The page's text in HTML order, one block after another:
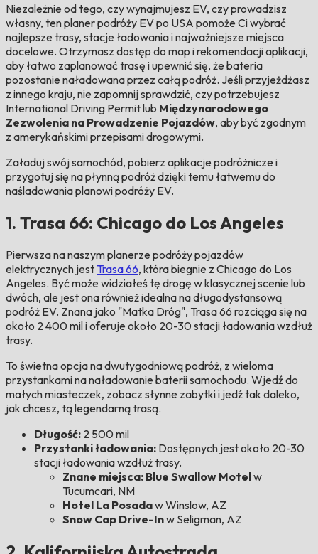
Niezależnie od tego, czy wynajmujesz EV, czy prowadzisz
własny, ten planer podróży EV po USA pomoże Ci wybrać
najlepsze trasy, stacje ładowania i najważniejsze miejsca
docelowe. Otrzymasz dostęp do map i rekomendacji aplikacji,
aby łatwo zaplanować trasę i upewnić się, że bateria
pozostanie naładowana przez całą podróż. Jeśli przyjeżdżasz
z innego kraju, nie zapomnij sprawdzić, czy potrzebujesz
International Driving Permit lub Międzynarodowego
Zezwolenia na Prowadzenie Pojazdów, aby być zgodnym
z amerykańskimi przepisami drogowymi.
Załaduj swój samochód, pobierz aplikacje podróżnicze i
przygotuj się na płynną podróż dzięki temu łatwemu do
naśladowania planowi podróży EV.
1. Trasa 66: Chicago do Los Angeles
Pierwsza na naszym planerze podróży pojazdów
elektrycznych jest Trasa 66, która biegnie z Chicago do Los
Angeles. Być może widziałeś tę drogę w klasycznej scenie lub
dwóch, ale jest ona również idealna na długodystansową
podróż EV. Znana jako "Matka Dróg", Trasa 66 rozciąga się na
około 2 400 mil i oferuje około 20-30 stacji ładowania wzdłuż
trasy.
To świetna opcja na dwutygodniową podróż, z wieloma
przystankami na naładowanie baterii samochodu. Wjedź do
małych miasteczek, zobacz słynne zabytki i jedź tak daleko,
jak chcesz, tą legendarną trasą.
Długość: 2 500 mil
Przystanki ładowania: Dostępnych jest około 20-30
stacji ładowania wzdłuż trasy.
Znane miejsca: Blue Swallow Motelw
Tucumcari, NM
Hotel La Posadaw Winslow, AZ
Snow Cap Drive-Inw Seligman, AZ